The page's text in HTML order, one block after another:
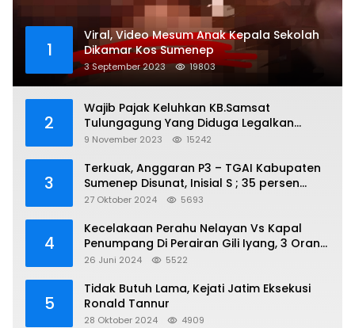
1
Viral, Video Mesum Anak Kepala Sekolah
Dikamar Kos Sumenep
3 September 2023 19803
2
Wajib Pajak Keluhkan KB.Samsat
Tulungagung Yang Diduga Legalkan
Pungli
9 November 2023 15242
3
Terkuak, Anggaran P3 – TGAI Kabupaten
Sumenep Disunat, Inisial S ; 35 persen
Bagian Oknum DPR- RI
27 Oktober 2024 5693
4
Kecelakaan Perahu Nelayan Vs Kapal
Penumpang Di Perairan Gili Iyang, 3 Orang
Hilang
26 Juni 2024 5522
5
Tidak Butuh Lama, Kejati Jatim Eksekusi
Ronald Tannur
28 Oktober 2024 4909